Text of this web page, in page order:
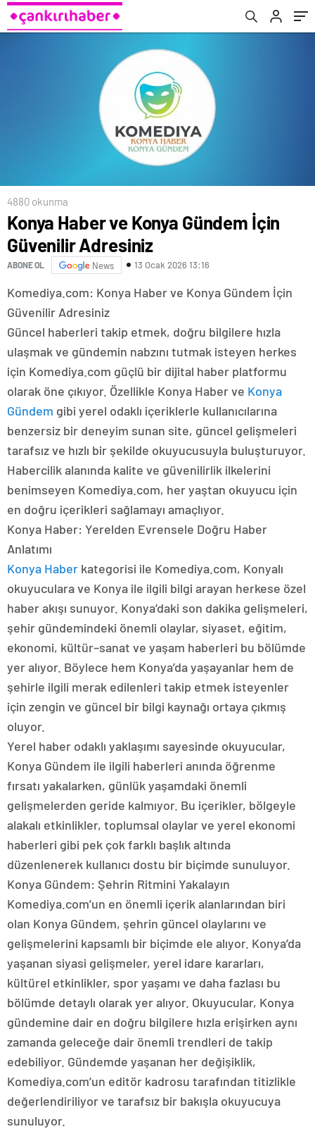
4880 okunma
Konya Haber ve Konya Gündem İçin
Güvenilir Adresiniz
ABONE OL News 13 Ocak 2026 13:16
Komediya.com: Konya Haber ve Konya Gündem İçin
Güvenilir Adresiniz
Güncel haberleri takip etmek, doğru bilgilere hızla
ulaşmak ve gündemin nabzını tutmak isteyen herkes
için Komediya.com güçlü bir dijital haber platformu
olarak öne çıkıyor. Özellikle Konya Haber ve Konya
Gündem gibi yerel odaklı içeriklerle kullanıcılarına
benzersiz bir deneyim sunan site, güncel gelişmeleri
tarafsız ve hızlı bir şekilde okuyucusuyla buluşturuyor.
Habercilik alanında kalite ve güvenilirlik ilkelerini
benimseyen Komediya.com, her yaştan okuyucu için
en doğru içerikleri sağlamayı amaçlıyor.
Konya Haber: Yerelden Evrensele Doğru Haber
Anlatımı
Konya Haber kategorisi ile Komediya.com, Konyalı
okuyuculara ve Konya ile ilgili bilgi arayan herkese özel
haber akışı sunuyor. Konya’daki son dakika gelişmeleri,
şehir gündemindeki önemli olaylar, siyaset, eğitim,
ekonomi, kültür–sanat ve yaşam haberleri bu bölümde
yer alıyor. Böylece hem Konya’da yaşayanlar hem de
şehirle ilgili merak edilenleri takip etmek isteyenler
için zengin ve güncel bir bilgi kaynağı ortaya çıkmış
oluyor.
Yerel haber odaklı yaklaşımı sayesinde okuyucular,
Konya Gündem ile ilgili haberleri anında öğrenme
fırsatı yakalarken, günlük yaşamdaki önemli
gelişmelerden geride kalmıyor. Bu içerikler, bölgeyle
alakalı etkinlikler, toplumsal olaylar ve yerel ekonomi
haberleri gibi pek çok farklı başlık altında
düzenlenerek kullanıcı dostu bir biçimde sunuluyor.
Konya Gündem: Şehrin Ritmini Yakalayın
Komediya.com’un en önemli içerik alanlarından biri
olan Konya Gündem, şehrin güncel olaylarını ve
gelişmelerini kapsamlı bir biçimde ele alıyor. Konya’da
yaşanan siyasi gelişmeler, yerel idare kararları,
kültürel etkinlikler, spor yaşamı ve daha fazlası bu
bölümde detaylı olarak yer alıyor. Okuyucular, Konya
gündemine dair en doğru bilgilere hızla erişirken aynı
zamanda geleceğe dair önemli trendleri de takip
edebiliyor. Gündemde yaşanan her değişiklik,
Komediya.com’un editör kadrosu tarafından titizlikle
değerlendiriliyor ve tarafsız bir bakışla okuyucuya
sunuluyor.